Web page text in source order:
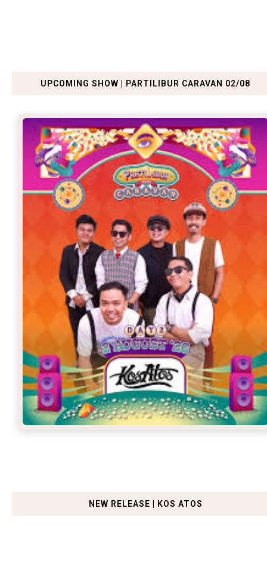
UPCOMING SHOW | PARTILIBUR CARAVAN 02/08
NEW RELEASE | KOS ATOS